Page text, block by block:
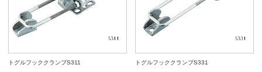
トグルフッククランプS311 トグルフッククランプS331